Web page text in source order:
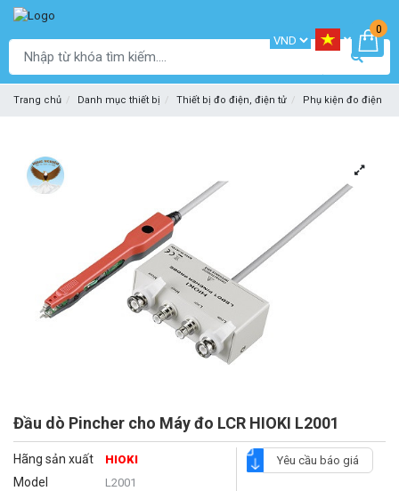
0
Trang chủ Danh mục thiết bị Thiết bị đo điện, điện tử Phụ kiện đo điện
Đầu dò Pincher cho Máy đo LCR HIOKI L2001
Hãng sản xuất HIOKI
Model L2001
Yêu cầu báo giá